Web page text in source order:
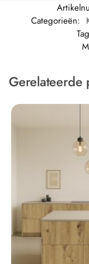
Categorieën:
Gerelateerde